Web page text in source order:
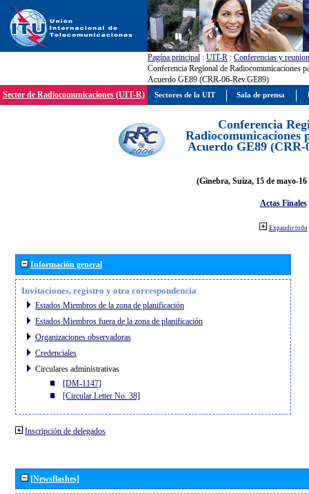
Pagína principal : UIT-R : Conferencias y
Conferencia Regional de Radiocomunicaciones
Acuerdo GE89 (CRR-06-Rev.GE89)
Sector de Radiocomunicaciones (UIT-R)
Conferencia
Radiocomunicaciones
Acuerdo GE89 (CRR-
(Ginebra, Suiza, 15 de mayo-
Actas Finales
Expandir todo
Información general
Invitaciones, registro y otra correspondencia
Estados Miembros de la zona de planificación
Estados Miembros fuera de la zona de planificación
Organizaciones observadoras
Credenciales
Circulares administrativas
[DM-1147]
[Circular Letter No. 38]
Inscripción de delegados
[Newsflashes]
Sectores de la UIT Sala de prensa